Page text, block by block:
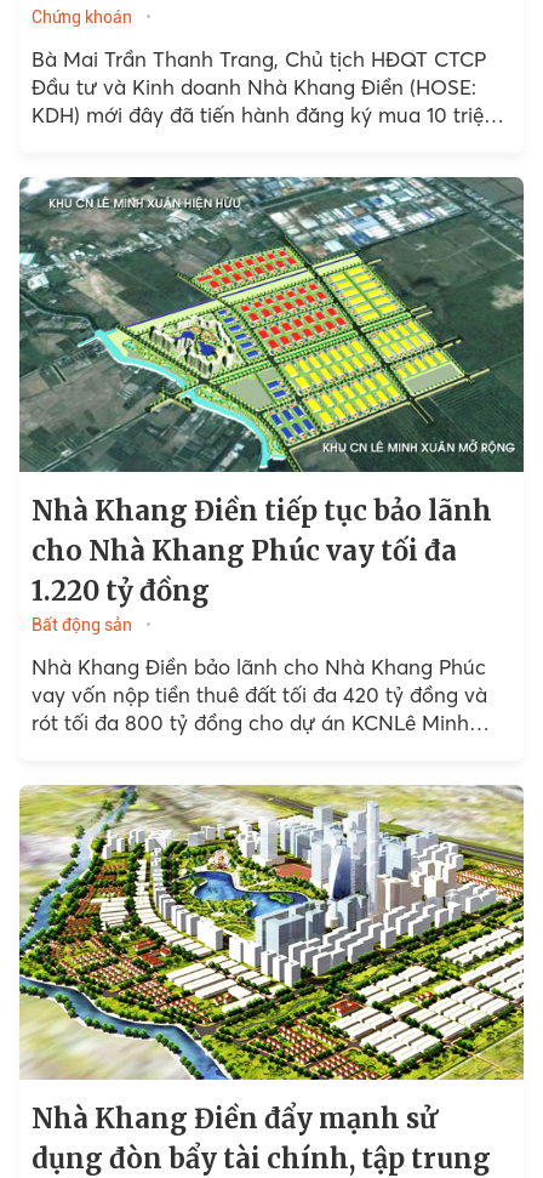
Chứng khoán
Bà Mai Trần Thanh Trang, Chủ tịch HĐQT CTCP
Đầu tư và Kinh doanh Nhà Khang Điền (HOSE:
KDH) mới đây đã tiến hành đăng ký mua 10 triệu
Nhà Khang Điền tiếp tục bảo lãnh
cho Nhà Khang Phúc vay tối đa
1.220 tỷ đồng
Bất động sản
Nhà Khang Điền bảo lãnh cho Nhà Khang Phúc
vay vốn nộp tiền thuê đất tối đa 420 tỷ đồng và
rót tối đa 800 tỷ đồng cho dự án KCNLê Minh
Nhà Khang Điền đẩy mạnh sử
dụng đòn bẩy tài chính, tập trung